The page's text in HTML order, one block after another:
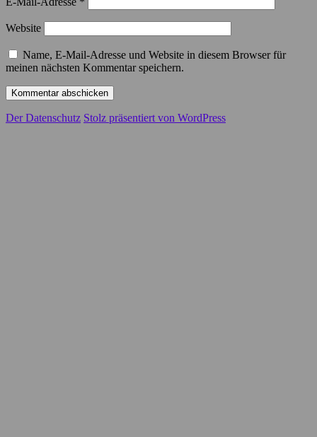
Website
Name, E-Mail-Adresse und Website in diesem Browser für
meinen nächsten Kommentar speichern.
Der Datenschutz Stolz präsentiert von WordPress